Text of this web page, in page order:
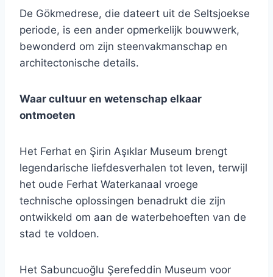
De Gökmedrese, die dateert uit de Seltsjoekse
periode, is een ander opmerkelijk bouwwerk,
bewonderd om zijn steenvakmanschap en
architectonische details.
Waar cultuur en wetenschap elkaar
ontmoeten
Het Ferhat en Şirin Aşıklar Museum brengt
legendarische liefdesverhalen tot leven, terwijl
het oude Ferhat Waterkanaal vroege
technische oplossingen benadrukt die zijn
ontwikkeld om aan de waterbehoeften van de
stad te voldoen.
Het Sabuncuoğlu Şerefeddin Museum voor